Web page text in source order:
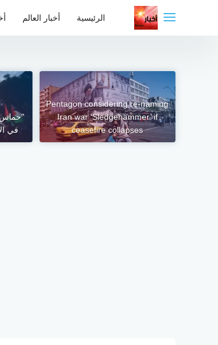
الرئيسية أخبار العالم
Pentagon considering re-naming
Iran war ‘Sledgehammer’ if
ceasefire collapses
"حماس"
في